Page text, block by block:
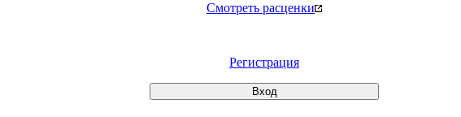
Смотреть расценки
Регистрация
Вход